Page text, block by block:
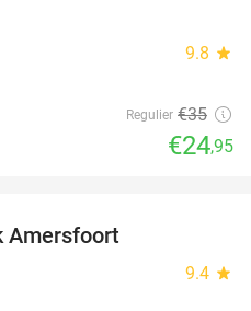
9.8 star
Regulier €35
€24,95
Amersfoort
9.4 star